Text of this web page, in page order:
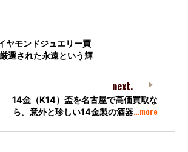
ヤモンドジュエリー買
選された永遠という輝
next.
14金（K14）盃を名古屋で高価買取な
ら。意外と珍しい14金製の酒器…more